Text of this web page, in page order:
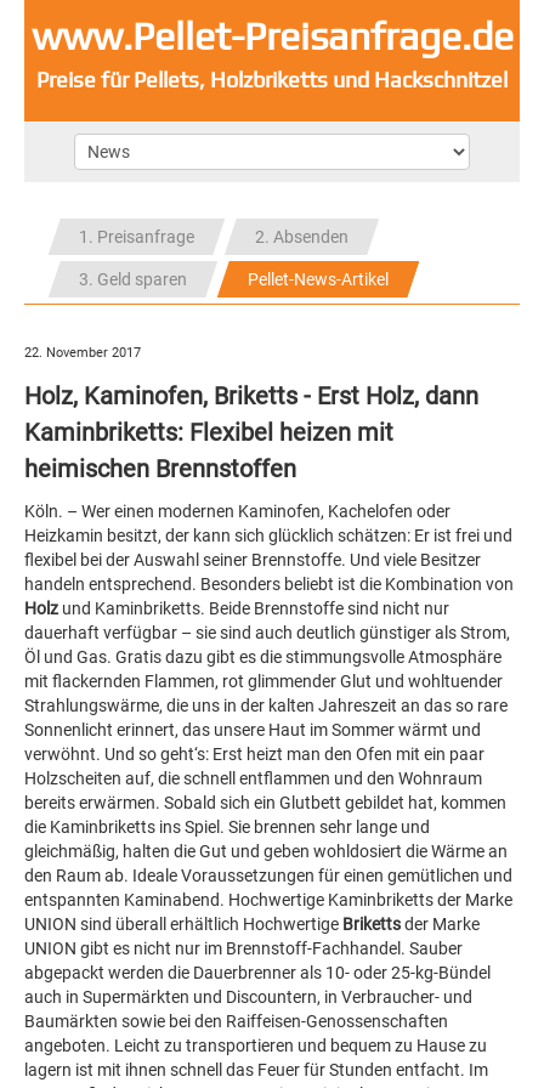
www.Pellet-Preisanfrage.de
Preise für Pellets, Holzbriketts und Hackschnitzel
1. Preisanfrage 2. Absenden
3. Geld sparen Pellet-News-Artikel
22. November 2017
Holz, Kaminofen, Briketts - Erst Holz, dann
Kaminbriketts: Flexibel heizen mit
heimischen Brennstoffen
Köln. – Wer einen modernen Kaminofen, Kachelofen oder
Heizkamin besitzt, der kann sich glücklich schätzen: Er ist frei und
flexibel bei der Auswahl seiner Brennstoffe. Und viele Besitzer
handeln entsprechend. Besonders beliebt ist die Kombination von
Holz und Kaminbriketts. Beide Brennstoffe sind nicht nur
dauerhaft verfügbar – sie sind auch deutlich günstiger als Strom,
Öl und Gas. Gratis dazu gibt es die stimmungsvolle Atmosphäre
mit flackernden Flammen, rot glimmender Glut und wohltuender
Strahlungswärme, die uns in der kalten Jahreszeit an das so rare
Sonnenlicht erinnert, das unsere Haut im Sommer wärmt und
verwöhnt. Und so geht‘s: Erst heizt man den Ofen mit ein paar
Holzscheiten auf, die schnell entflammen und den Wohnraum
bereits erwärmen. Sobald sich ein Glutbett gebildet hat, kommen
die Kaminbriketts ins Spiel. Sie brennen sehr lange und
gleichmäßig, halten die Gut und geben wohldosiert die Wärme an
den Raum ab. Ideale Voraussetzungen für einen gemütlichen und
entspannten Kaminabend. Hochwertige Kaminbriketts der Marke
UNION sind überall erhältlich Hochwertige Brikettsder Marke
UNION gibt es nicht nur im Brennstoff-Fachhandel. Sauber
abgepackt werden die Dauerbrenner als 10- oder 25-kg-Bündel
auch in Supermärkten und Discountern, in Verbraucher- und
Baumärkten sowie bei den Raiffeisen-Genossenschaften
angeboten. Leicht zu transportieren und bequem zu Hause zu
lagern ist mit ihnen schnell das Feuer für Stunden entfacht. Im